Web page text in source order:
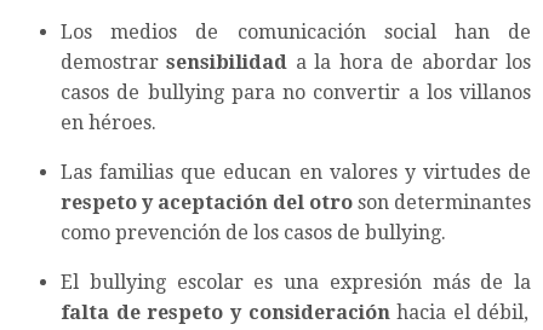
Los medios de comunicación social han de
demostrarsensibilidad a la hora de abordar los
casos de bullying para no convertir a los villanos
en héroes.
Las familias que educan en valores y virtudes de
respeto y aceptación del otro son determinantes
como prevención de los casos de bullying.
El bullying escolar es una expresión más de la
falta de respeto y consideraciónhacia el débil,